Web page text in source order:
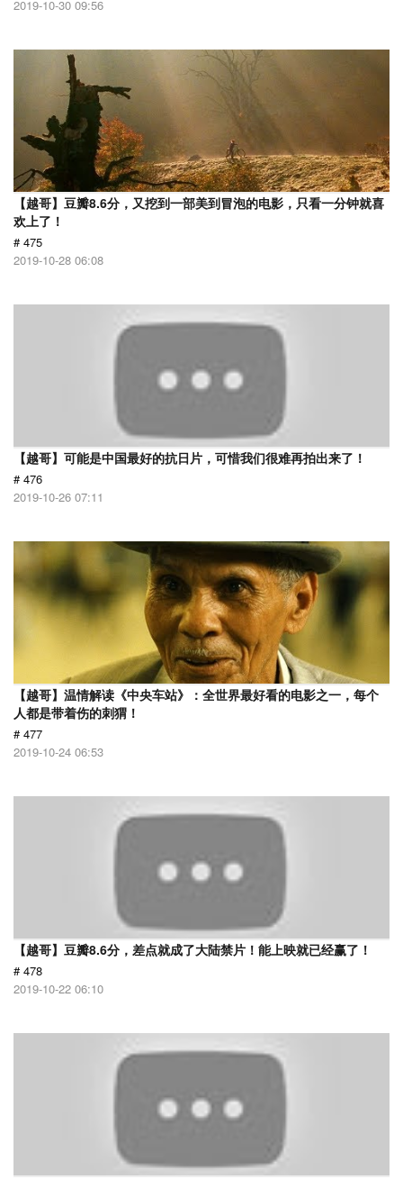
2019-10-30 09:56
【越哥】豆瓣8.6分，又挖到一部美到冒泡的电影，只看一分钟就喜
欢上了！
# 475
2019-10-28 06:08
【越哥】可能是中国最好的抗日片，可惜我们很难再拍出来了！
# 476
2019-10-26 07:11
【越哥】温情解读《中央车站》：全世界最好看的电影之一，每个
人都是带着伤的刺猬！
# 477
2019-10-24 06:53
【越哥】豆瓣8.6分，差点就成了大陆禁片！能上映就已经赢了！
# 478
2019-10-22 06:10